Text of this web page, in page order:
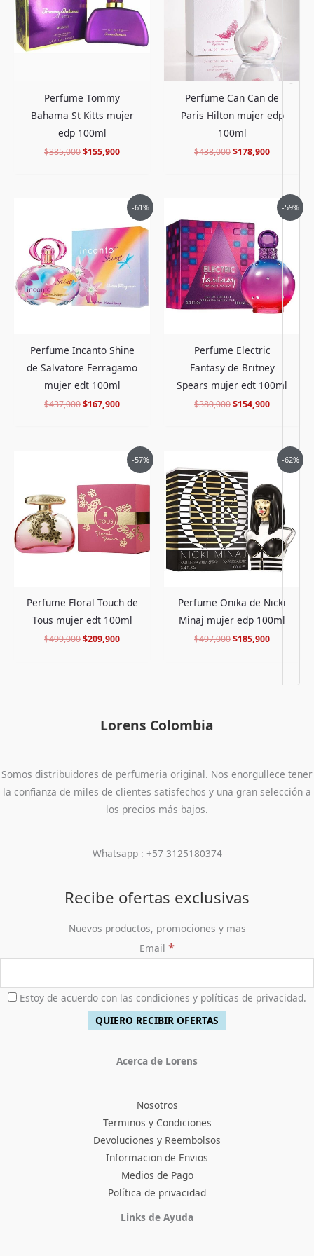
-
Perfume Tommy
Bahama St Kitts mujer
edp 100ml
$385,000$155,900
Perfume Can Can de
Paris Hilton mujer edp
100ml
$438,000$178,900
-61%
Perfume Incanto Shine
de Salvatore Ferragamo
mujer edt 100ml
$437,000
$437,000.
$167,900
precio
actual
es:
$167,900.
-59%
Perfume Electric
Fantasy de Britney
Spears mujer edt 100ml
$380,000
original
era:
$380,000.
$154,900
precio
actual
es:
$154,900.
-57%
Perfume Floral Touch de
Tous mujer edt 100ml
$499,000
era:
$499,000.
$209,900
precio
-62%
Perfume Onika de Nicki
Minaj mujer edp 100ml
$497,000
original
era:
$497,000.
$185,900
precio
es:
$185,900.
Lorens Colombia
Somos distribuidores de perfumeria original. Nos enorgullece tener
la confianza de miles de clientes satisfechos y una gran selección a
los precios más bajos.
Whatsapp : +57 3125180374
Recibe ofertas exclusivas
Nuevos productos, promociones y mas
Email *
Estoy de acuerdo con las condiciones y políticas de privacidad.
Acerca de Lorens
Nosotros
Terminos y Condiciones
Devoluciones y Reembolsos
Informacion de Envios
Medios de Pago
Política de privacidad
Links de Ayuda
Facebook
Instagram
TikTokPinterest